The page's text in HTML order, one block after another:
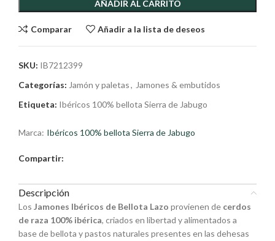
AÑADIR AL CARRITO
Comparar Añadir a la lista de deseos
SKU: IB7212399
Categorías: Jamón y paletas, Jamones & embutidos
Etiqueta: Ibéricos 100% bellota Sierra de Jabugo
Marca: Ibéricos 100% bellota Sierra de Jabugo
Compartir:
Descripción
Los Jamones Ibéricos de Bellota Lazo provienen de cerdos
de raza 100% ibérica, criados en libertad y alimentados a
base de bellota y pastos naturales presentes en las dehesas